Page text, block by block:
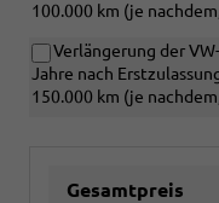
100.000 km (je
Verlängerung der
Jahre nach
150.000 km (je
Gesamtpreis